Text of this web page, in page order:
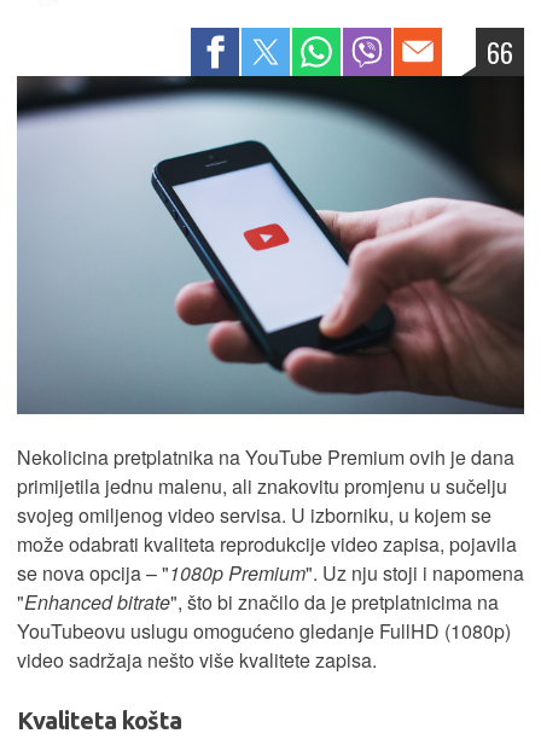
66
Nekolicina pretplatnika na YouTube Premium ovih je dana
primijetila jednu malenu, ali znakovitu promjenu u sučelju
svojeg omiljenog video servisa. U izborniku, u kojem se
može odabrati kvaliteta reprodukcije video zapisa, pojavila
se nova opcija – "1080p Premium". Uz nju stoji i napomena
"Enhanced bitrate", što bi značilo da je pretplatnicima na
YouTubeovu uslugu omogućeno gledanje FullHD (1080p)
video sadržaja nešto više kvalitete zapisa.
Kvaliteta košta